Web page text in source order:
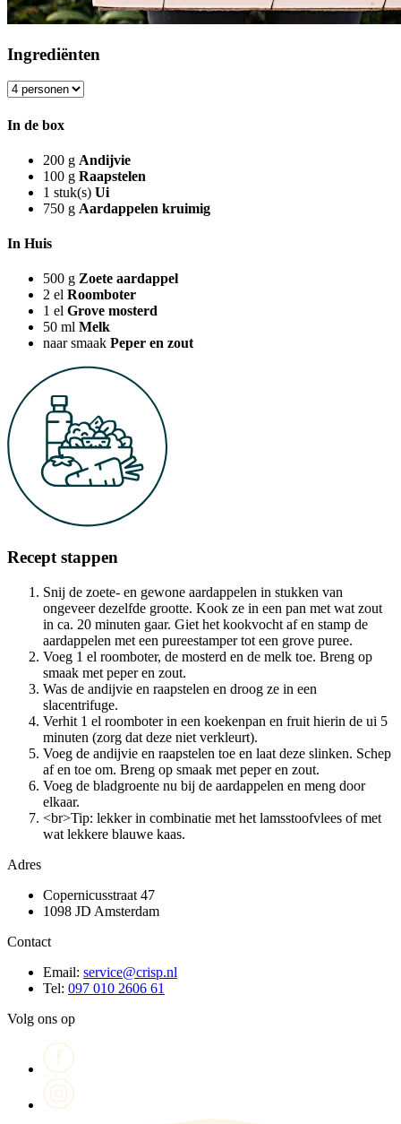
Ingrediënten
In de box
200 g Andijvie
100 g Raapstelen
1 stuk(s) Ui
750 g Aardappelen kruimig
In Huis
500 g Zoete aardappel
2 el Roomboter
1 el Grove mosterd
50 ml Melk
naar smaak Peper en zout
Recept stappen
Snij de zoete- en gewone aardappelen in stukken van
ongeveer dezelfde grootte. Kook ze in een pan met wat zout
in ca. 20 minuten gaar. Giet het kookvocht af en stamp de
aardappelen met een pureestamper tot een grove puree.
Voeg 1 el roomboter, de mosterd en de melk toe. Breng op
smaak met peper en zout.
Was de andijvie en raapstelen en droog ze in een
slacentrifuge.
Verhit 1 el roomboter in een koekenpan en fruit hierin de ui 5
minuten (zorg dat deze niet verkleurt).
Voeg de andijvie en raapstelen toe en laat deze slinken. Schep
af en toe om. Breng op smaak met peper en zout.
Voeg de bladgroente nu bij de aardappelen en meng door
elkaar.
<br>Tip: lekker in combinatie met het lamsstoofvlees of met
wat lekkere blauwe kaas.
Adres
Copernicusstraat 47
1098 JD Amsterdam
Contact
Email: service@crisp.nl
Tel: 097 010 2606 61
Volg ons op